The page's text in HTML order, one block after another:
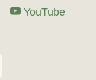
YouTube